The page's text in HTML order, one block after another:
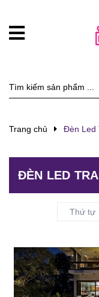
Trang chủ Đèn Led
ĐÈN LED
Thứ tự